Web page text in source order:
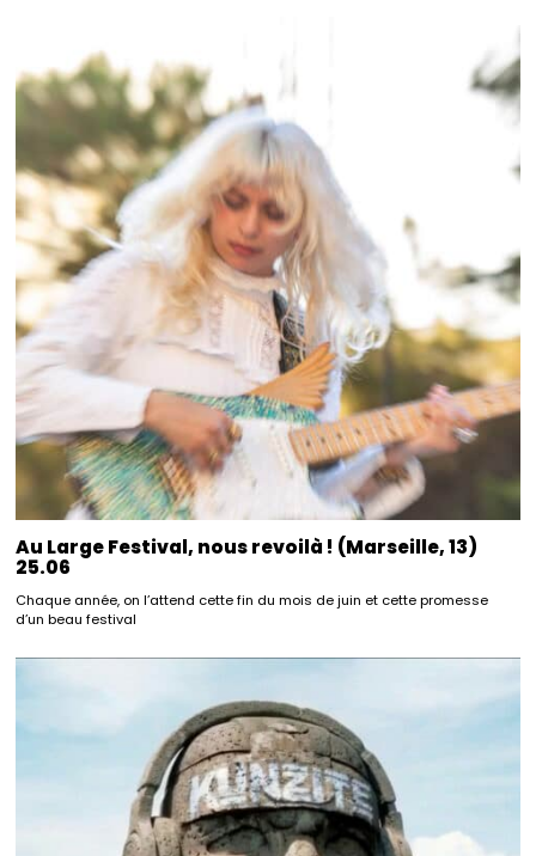
Au Large Festival, nous revoilà ! (Marseille, 13)
25.06
Chaque année, on l’attend cette fin du mois de juin et cette promesse
d’un beau festival